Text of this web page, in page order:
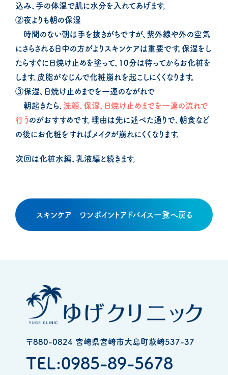
込み、手の体温で肌に水分を入れてあげます。
②夜よりも朝の保湿
時間のない朝は手を抜きがちですが、紫外線や外の空気
にさらされる日中の方がよりスキンケアは重要です。保湿をし
たらすぐに日焼け止めを塗って、10分は待ってからお化粧を
します。皮脂がなじんで化粧崩れを起こしにくくなります。
③保湿、日焼け止めまでを一連のながれで
朝起きたら、 洗顔、保湿、日焼け止めまでを一連の流れで
行うのがおすすめです。理由は先に述べた通りで、朝食など
の後にお化粧をすればメイクが崩れにくくなります。
次回は化粧水編、乳液編と続きます。
スキンケア ワンポイントアドバイス一覧へ戻る
〒880-0824 宮崎県宮崎市大島町萩崎537-37
TEL:0985-89-5678